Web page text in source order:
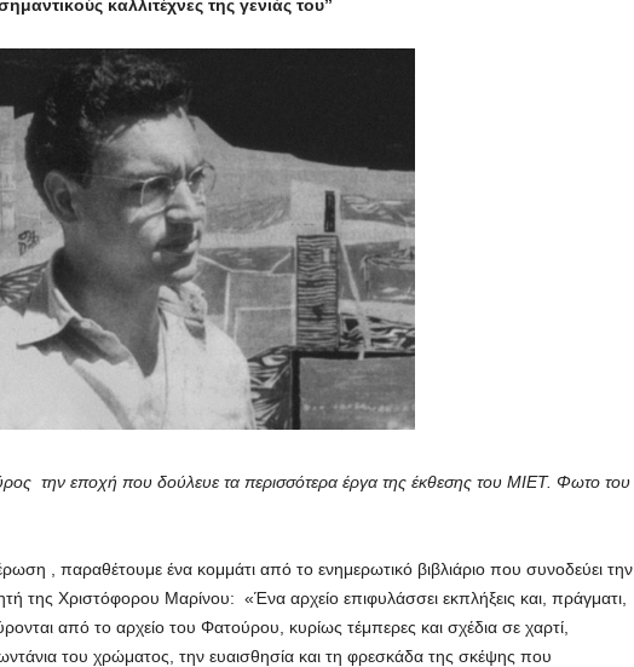
καλλιτέχνες της γενιάς του’’
την εποχή που δούλευε τα περισσότερα έργα της έκθεσης του ΜΙΕΤ. Φωτο του
, παραθέτουμε ένα κομμάτι από το ενημερωτικό βιβλιάριο που συνοδεύει την
της Χριστόφορου Μαρίνου: «Ένα αρχείο επιφυλάσσει εκπλήξεις και, πράγματι,
από το αρχείο του Φατούρου, κυρίως τέμπερες και σχέδια σε χαρτί,
του χρώματος, την ευαισθησία και τη φρεσκάδα της σκέψης που